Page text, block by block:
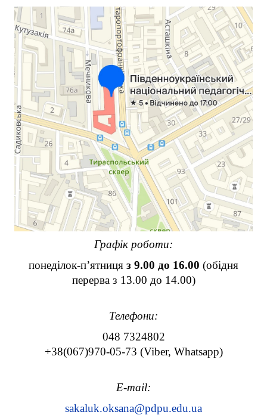
Графік роботи:
понеділок-п’ятниця з 9.00 до 16.00 (обідня
перерва з 13.00 до 14.00)
Телефони:
048 7324802
+38(067)970-05-73 (Viber, Whatsapp)
E-mail:
sakaluk.oksana@pdpu.edu.ua